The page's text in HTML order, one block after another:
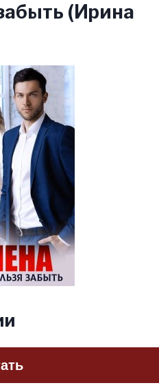
(Ирина